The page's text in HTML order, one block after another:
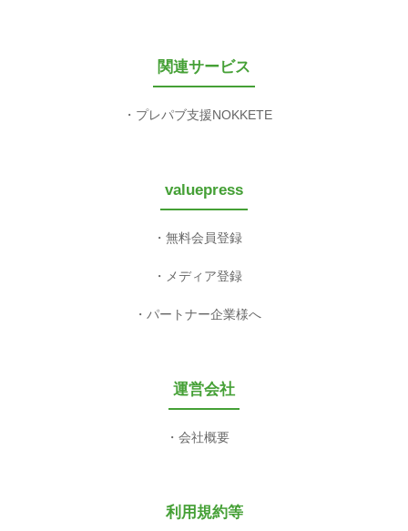
関連サービス
プレパブ支援NOKKETE
valuepress
無料会員登録
メディア登録
パートナー企業様へ
運営会社
会社概要
利用規約等